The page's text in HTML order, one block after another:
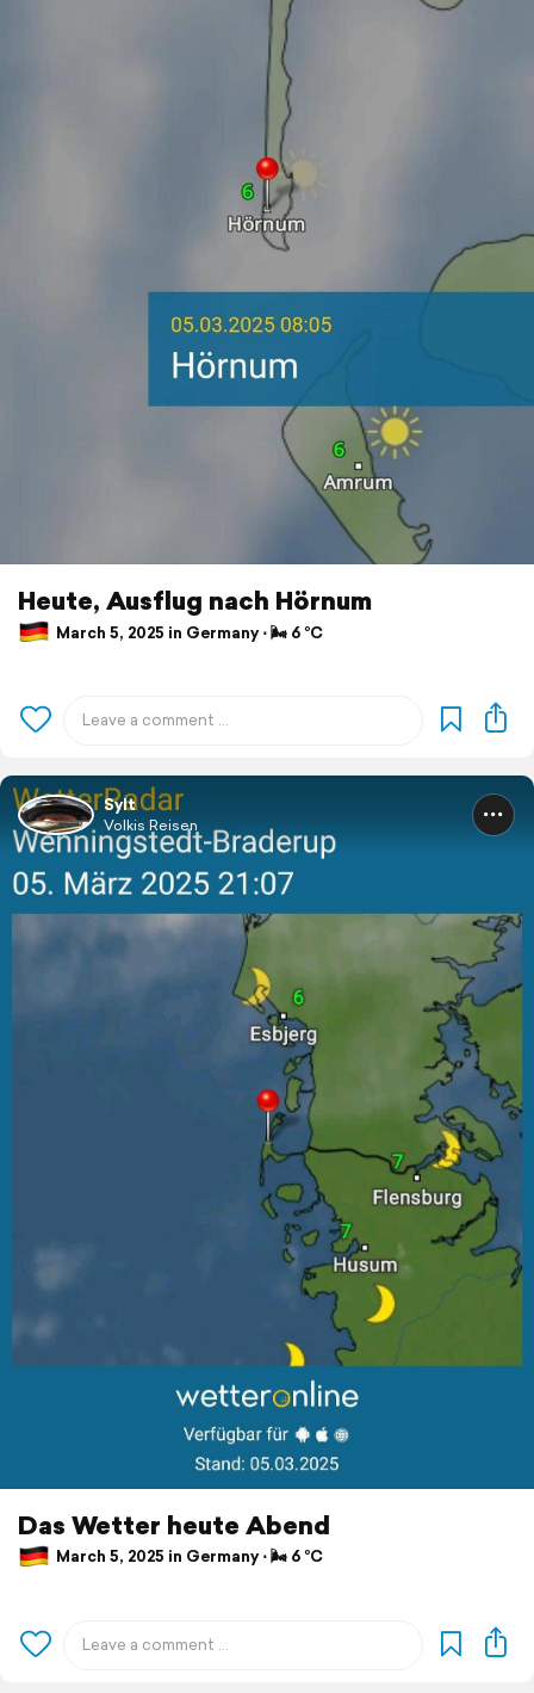
Heute, Ausflug nach Hörnum
March 5, 2025 in Germany ⋅ 🌬 6 °C
Sylt
Volkis Reisen
Das Wetter heute Abend
March 5, 2025 in Germany ⋅ 🌬 6 °C